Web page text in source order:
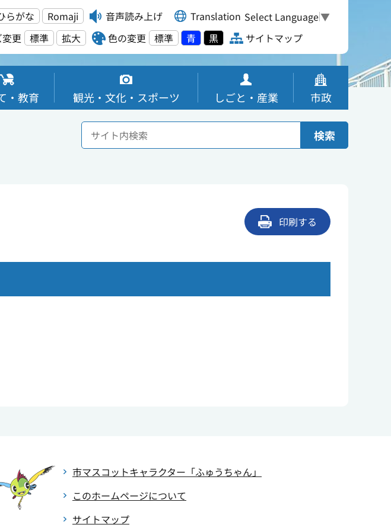
らがな Romaji 音声読み上げ Translation Select Language▼
更
標準 拡大 色の変更 標準 青 黒 サイトマップ
・教育 観光・文化・スポーツ しごと・産業 市政
検索
印刷する
市マスコットキャラクター 「ふゅうちゃん」
このホームページについて
サイトマップ